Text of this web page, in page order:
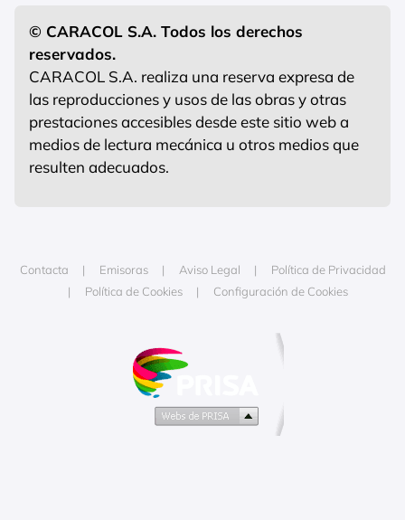
© CARACOL S.A. Todos los derechos
reservados.
CARACOL S.A. realiza una reserva expresa de
las reproducciones y usos de las obras y otras
prestaciones accesibles desde este sitio web a
medios de lectura mecánica u otros medios que
resulten adecuados.
Contacta Emisoras Aviso Legal
Política de Privacidad
Política de Cookies
Configuración de Cookies